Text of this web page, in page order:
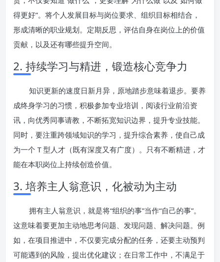
得更好”。将个人发展目标与岗位要求、组织目标相结合，
形成清晰的职业规划。定期反思，评估自身在岗位上的价值
贡献，以及还有哪些提升空间。
2. 持续学习与精进，锻造核心竞争力
知识更新的速度日新月异，原地踏步意味着退步。要养
成终身学习的习惯，积极参加专业培训，阅读行业前沿资
讯，向优秀同事请教，不断拓宽知识边界，提升专业技能。
同时，要注重跨领域知识的学习，提升综合素养，使自己成
为一个 T 型人才（既有深度又有广度）。只有不断精进，才
能在本职岗位上持续创造价值。
3. 培养主人翁意识，化被动为主动
拥有主人翁意识，就是将“组织的事”当作“自己的事”。
这意味着要更加主动地思考问题、发现问题、解决问题。例
如，在项目推进中，不仅要完成分配的任务，还要主动预判
可能遇到的风险，提出优化建议；在日常工作中，不满足于